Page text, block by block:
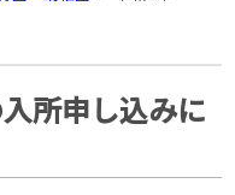
所申し込みに